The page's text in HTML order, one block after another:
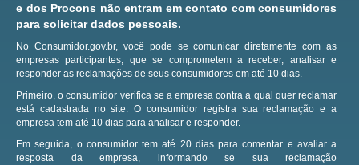
e dos Procons não entram em contato com consumidores
para solicitar dados pessoais.
No Consumidor.gov.br, você pode se comunicar diretamente com as
empresas participantes, que se comprometem a receber, analisar e
responder as reclamações de seus consumidores em até 10 dias.
Primeiro, o consumidor verifica se a empresa contra a qual quer reclamar
está cadastrada no site.O consumidor registra sua reclamação e a
empresa tem até 10 dias para analisar e responder.
Em seguida, o consumidor tem até 20 dias para comentar e avaliar a
resposta da empresa, informando se sua reclamação